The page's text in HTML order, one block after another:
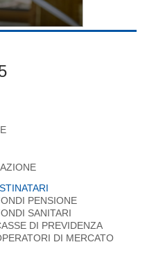
PENSIONE
SANITARI
DI PREVIDENZA
DI MERCATO